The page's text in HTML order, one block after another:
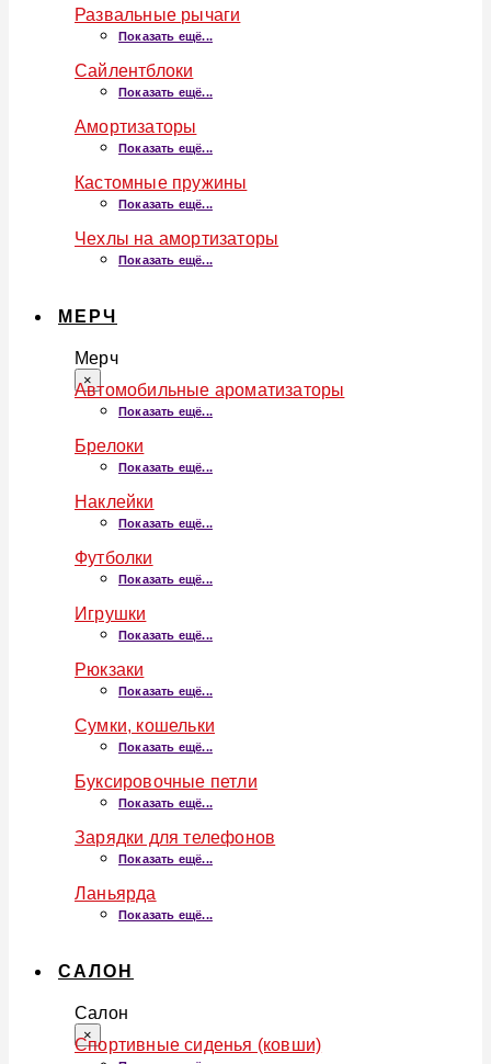
Развальные рычаги
Показать ещё...
Сайлентблоки
Показать ещё...
Амортизаторы
Показать ещё...
Кастомные пружины
Показать ещё...
Чехлы на амортизаторы
Показать ещё...
МЕРЧ
Мерч
×
Автомобильные ароматизаторы
Показать ещё...
Брелоки
Показать ещё...
Наклейки
Показать ещё...
Футболки
Показать ещё...
Игрушки
Показать ещё...
Рюкзаки
Показать ещё...
Сумки, кошельки
Показать ещё...
Буксировочные петли
Показать ещё...
Зарядки для телефонов
Показать ещё...
Ланьярда
Показать ещё...
САЛОН
Салон
×
Спортивные сиденья (ковши)